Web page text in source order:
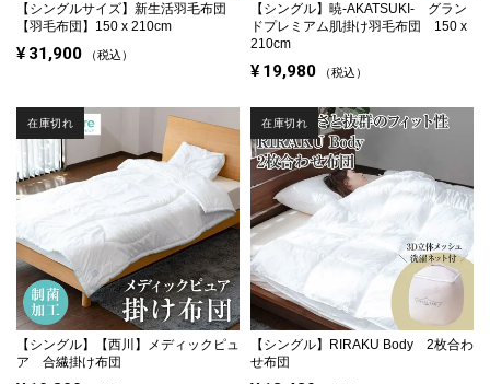
【シングルサイズ】 新生活羽毛布団
【羽毛布団】150 x 210cm
¥ 31,900 税込
【シングル】 暁-AKATSUKI- グラン
ドプレミアム肌掛け羽毛布団 150 x
210cm
¥ 19,980 税込
【シングル】
【西川】メディックピュ
ア 合繊掛け布団
在庫切れ
【シングル】
RIRAKU Body 2枚合わ
せ布団
在庫切れ